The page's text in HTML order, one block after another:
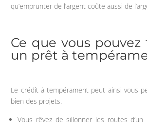
qu’emprunter de l’argent coûte aussi de
Ce que vous pouvez
un prêt à
Le crédit à tempérament peut ainsi vous
bien des projets.
Vous rêvez de sillonner les routes d’un